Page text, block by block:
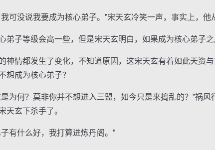
没说我要成为核心弟子。”宋天玄冷笑一声，事实上，他
子等级会高一些，但是宋天玄明白，如果成为核心弟子之
情都发生了变化，不知道原因，这宋天玄有着如此天资与
想成为核心弟子？
何？莫非你并不想进入三盟，如今只是来捣乱的？”祸风
天玄下杀手了。
什么好，我打算进炼丹阁。”